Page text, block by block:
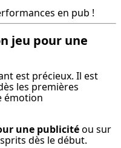
en pub !
jeu pour une
est précieux. Il est
les premières
émotion
une publicité
dès le début.